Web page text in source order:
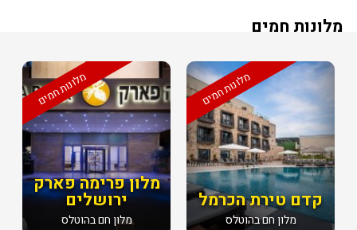
מלונות חמים
מלונות חמים
מלון פרימה פארק
ירושלים
מלון חם בהוטלס
מלונות חמים
קדם טירת הכרמל
מלון חם בהוטלס